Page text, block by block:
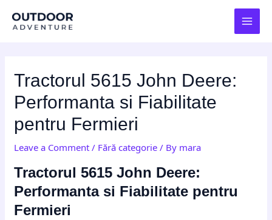
Tractorul 5615 John Deere:
Performanta si Fiabilitate
pentru Fermieri
Leave a Comment / Fără categorie / By mara
Tractorul 5615 John Deere:
Performanta si Fiabilitate pentru
Fermieri
navigation